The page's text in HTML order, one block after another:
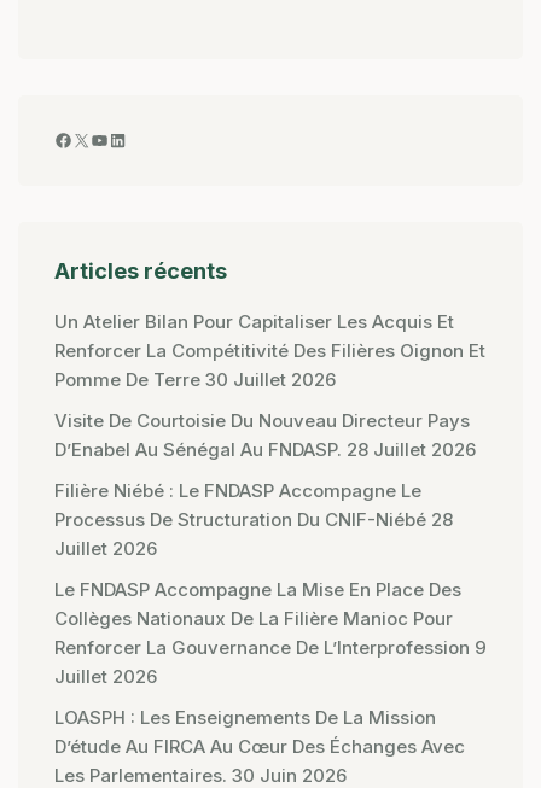
Articles récents
Un Atelier Bilan Pour Capitaliser Les Acquis Et
Renforcer La Compétitivité Des Filières Oignon Et
Pomme De Terre 30 Juillet 2026
Visite De Courtoisie Du Nouveau Directeur Pays
D’Enabel Au Sénégal Au FNDASP. 28 Juillet 2026
Filière Niébé : Le FNDASP Accompagne Le
Processus De Structuration Du CNIF-Niébé 28
Juillet 2026
Le FNDASP Accompagne La Mise En Place Des
Collèges Nationaux De La Filière Manioc Pour
Renforcer La Gouvernance De L’Interprofession 9
Juillet 2026
LOASPH : Les Enseignements De La Mission
D’étude Au FIRCA Au Cœur Des Échanges Avec
Les Parlementaires. 30 Juin 2026